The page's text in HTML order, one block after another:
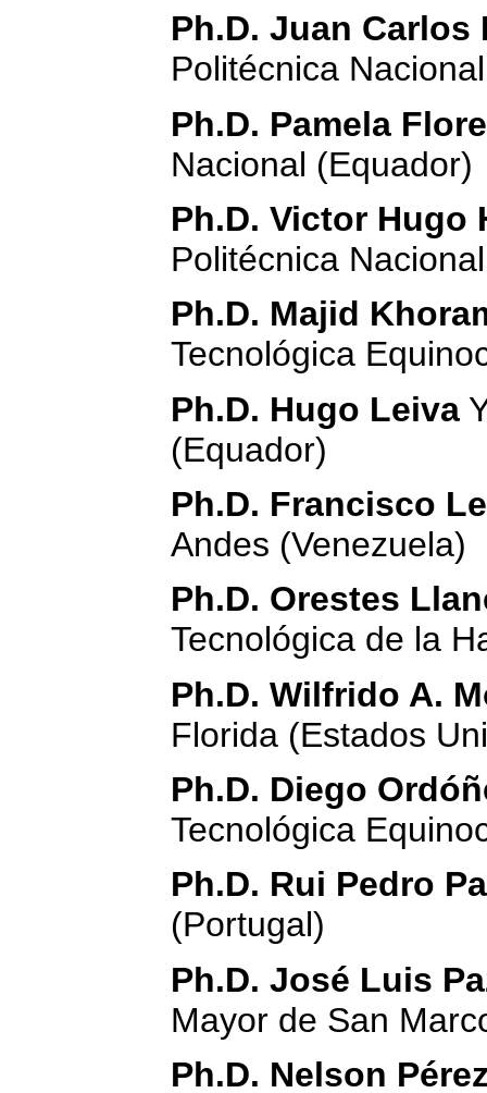
Ph.D. Juan Carlos
Politécnica
Ph.D. Pamela
Nacional (Equador)
Ph.D. Victor Hugo
Politécnica
Ph.D. Majid
Tecnológica
Ph.D. Hugo Leiva
(Equador)
Ph.D. Francisco
Andes (Venezuela)
Ph.D. Orestes
Tecnológica de la
Ph.D. Wilfrido A.
Florida (Estados
Ph.D. Diego
Tecnológica
Ph.D. Rui Pedro
(Portugal)
Ph.D. José Luis
Mayor de San
Ph.D. Nelson